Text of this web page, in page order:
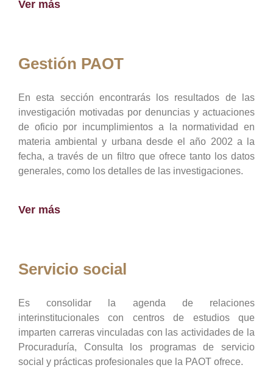
Ver más
Gestión PAOT
En esta sección encontrarás los resultados de las
investigación motivadas por denuncias y actuaciones
de oficio por incumplimientos a la normatividad en
materia ambiental y urbana desde el año 2002 a la
fecha, a través de un filtro que ofrece tanto los datos
generales, como los detalles de las investigaciones.
Ver más
Servicio social
Es consolidar la agenda de relaciones
interinstitucionales con centros de estudios que
imparten carreras vinculadas con las actividades de la
Procuraduría, Consulta los programas de servicio
social y prácticas profesionales que la PAOT ofrece.